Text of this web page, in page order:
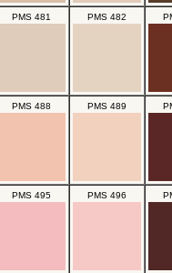
PMS 481 PMS 482
PMS 488 PMS 489
PMS 495 PMS 496